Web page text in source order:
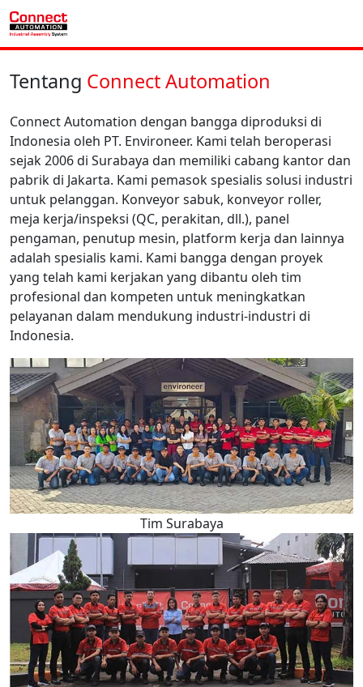
Tentang Connect Automation
Connect Automation dengan bangga diproduksi di
Indonesia oleh PT. Environeer. Kami telah beroperasi
sejak 2006 di Surabaya dan memiliki cabang kantor dan
pabrik di Jakarta. Kami pemasok spesialis solusi industri
untuk pelanggan. Konveyor sabuk, konveyor roller,
meja kerja/inspeksi (QC, perakitan, dll.), panel
pengaman, penutup mesin, platform kerja dan lainnya
adalah spesialis kami. Kami bangga dengan proyek
yang telah kami kerjakan yang dibantu oleh tim
profesional dan kompeten untuk meningkatkan
pelayanan dalam mendukung industri-industri di
Indonesia.
Tim Surabaya